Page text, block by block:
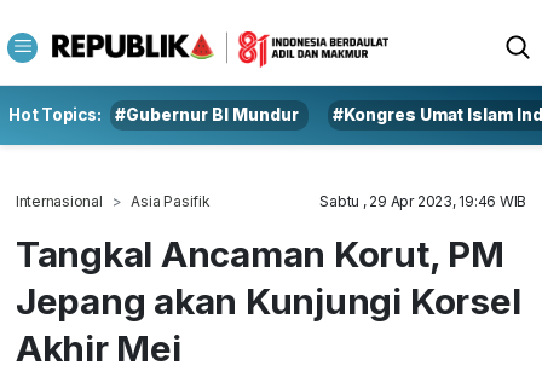
Hot Topics: #Gubernur BI Mundur #Kongres Umat Islam
Internasional Asia Pasifik Sabtu , 29 Apr 2023, 19:46 WIB
Tangkal Ancaman Korut, PM
Jepang akan Kunjungi Korsel
Akhir Mei